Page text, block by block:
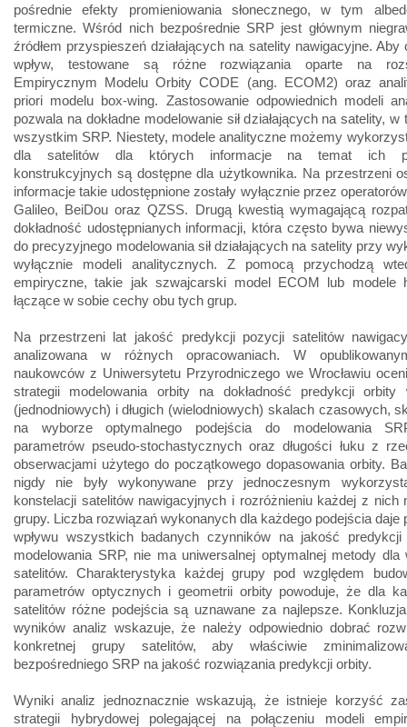
pośrednie efekty promieniowania słonecznego, w tym
termiczne. Wśród nich bezpośrednie SRP jest głównym
źródłem przyspieszeń działających na satelity nawigacyjne. Aby
wpływ, testowane są różne rozwiązania oparte na
Empirycznym Modelu Orbity CODE (ang. ECOM2) oraz
priori modelu box-wing. Zastosowanie odpowiednich modeli
pozwala na dokładne modelowanie sił działających na satelity,
wszystkim SRP. Niestety, modele analityczne możemy
dla satelitów dla których informacje na temat ich
konstrukcyjnych są dostępne dla użytkownika. Na przestrzeni
informacje takie udostępnione zostały wyłącznie przez
Galileo, BeiDou oraz QZSS. Drugą kwestią wymagającą
dokładność udostępnianych informacji, która często bywa
do precyzyjnego modelowania sił działających na satelity przy
wyłącznie modeli analitycznych. Z pomocą przychodzą
empiryczne, takie jak szwajcarski model ECOM lub modele
łączące w sobie cechy obu tych grup.
Na przestrzeni lat jakość predykcji pozycji satelitów
analizowana w różnych opracowaniach. W
naukowców z Uniwersytetu Przyrodniczego we Wrocławiu
strategii modelowania orbity na dokładność predykcji orbity
(jednodniowych) i długich (wielodniowych) skalach czasowych,
na wyborze optymalnego podejścia do modelowania
parametrów pseudo-stochastycznych oraz długości łuku z
obserwacjami użytego do początkowego dopasowania orbity.
nigdy nie były wykonywane przy jednoczesnym
konstelacji satelitów nawigacyjnych i rozróżnieniu każdej z nich
grupy. Liczba rozwiązań wykonanych dla każdego podejścia daje
wpływu wszystkich badanych czynników na jakość
modelowania SRP, nie ma uniwersalnej optymalnej metody dla
satelitów. Charakterystyka każdej grupy pod względem
parametrów optycznych i geometrii orbity powoduje, że dla
satelitów różne podejścia są uznawane za najlepsze.
wyników analiz wskazuje, że należy odpowiednio dobrać
konkretnej grupy satelitów, aby właściwie
bezpośredniego SRP na jakość rozwiązania predykcji orbity.
Wyniki analiz jednoznacznie wskazują, że istnieje korzyść
strategii hybrydowej polegającej na połączeniu modeli